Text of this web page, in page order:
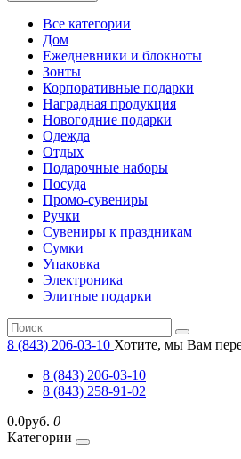
Все категории
Дом
Ежедневники и блокноты
Зонты
Корпоративные подарки
Наградная продукция
Новогодние подарки
Одежда
Отдых
Подарочные наборы
Посуда
Промо-сувениры
Ручки
Сувениры к праздникам
Сумки
Упаковка
Электроника
Элитные подарки
8 (843) 206-03-10 Хотите, мы Вам
8 (843) 206-03-10
8 (843) 258-91-02
0.0руб. 0
Категории